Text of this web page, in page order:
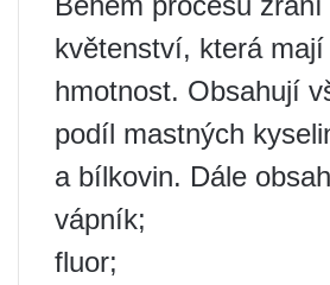
květenství, která
hmotnost. Obsahují
podíl mastných
a bílkovin. Dále
vápník;
fluor;